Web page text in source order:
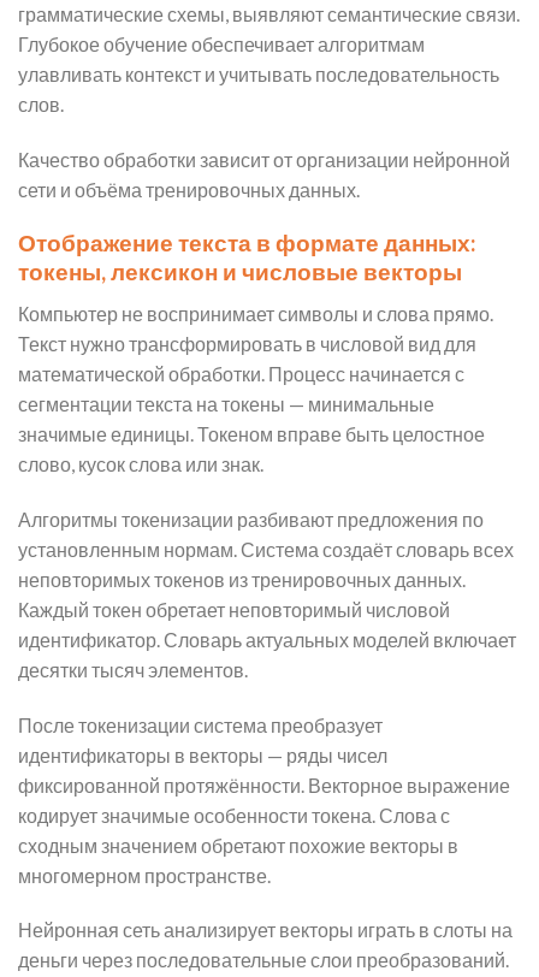
грамматические схемы, выявляют семантические связи.
Глубокое обучение обеспечивает алгоритмам
улавливать контекст и учитывать последовательность
слов.
Качество обработки зависит от организации нейронной
сети и объёма тренировочных данных.
Отображение текста в формате данных:
токены, лексикон и числовые векторы
Компьютер не воспринимает символы и слова прямо.
Текст нужно трансформировать в числовой вид для
математической обработки. Процесс начинается с
сегментации текста на токены — минимальные
значимые единицы. Токеном вправе быть целостное
слово, кусок слова или знак.
Алгоритмы токенизации разбивают предложения по
установленным нормам. Система создаёт словарь всех
неповторимых токенов из тренировочных данных.
Каждый токен обретает неповторимый числовой
идентификатор. Словарь актуальных моделей включает
десятки тысяч элементов.
После токенизации система преобразует
идентификаторы в векторы — ряды чисел
фиксированной протяжённости. Векторное выражение
кодирует значимые особенности токена. Слова с
сходным значением обретают похожие векторы в
многомерном пространстве.
Нейронная сеть анализирует векторы играть в слоты на
деньги через последовательные слои преобразований.